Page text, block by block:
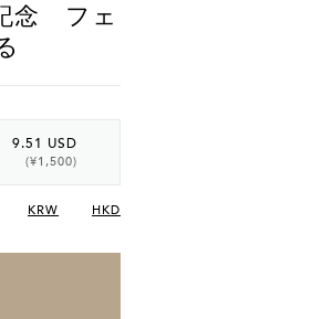
念 フェ
9.51 USD
(¥1,500)
KRW HKD